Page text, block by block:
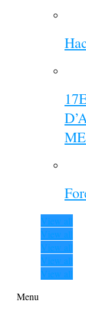
View all
View all
View all
View all
View all
Menu